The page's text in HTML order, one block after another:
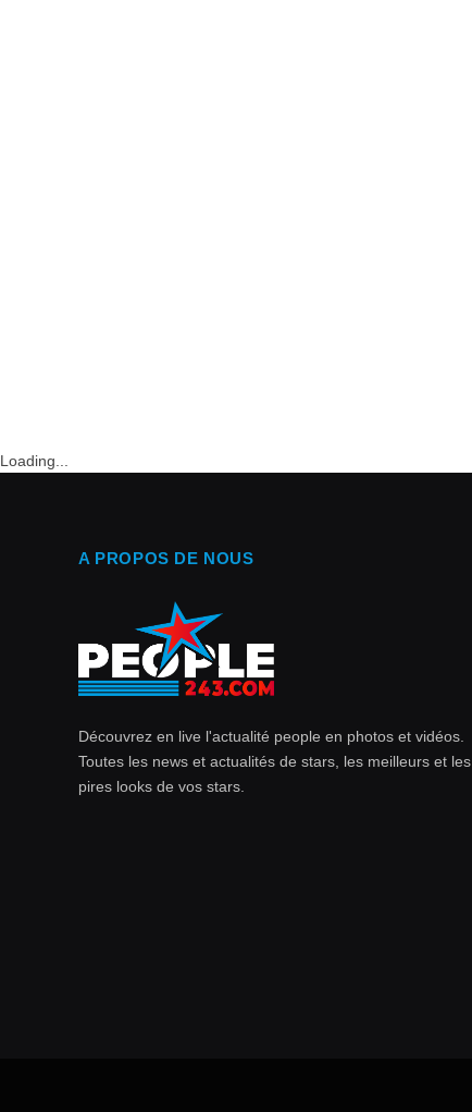
Loading...
A PROPOS DE NOUS
Découvrez en live l'actualité people en photos et vidéos.
Toutes les news et actualités de stars, les meilleurs et les
pires looks de vos stars.